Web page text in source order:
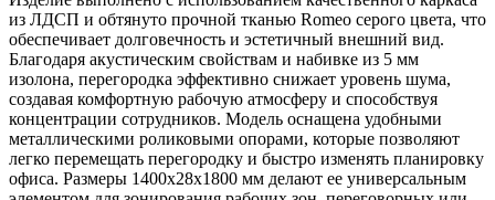
из ЛДСП и обтянуто прочной тканью Romeo серого цвета, что
обеспечивает долговечность и эстетичный внешний вид.
Благодаря акустическим свойствам и набивке из 5 мм
изолона, перегородка эффективно снижает уровень шума,
создавая комфортную рабочую атмосферу и способствуя
концентрации сотрудников. Модель оснащена удобными
металлическими роликовыми опорами, которые позволяют
легко перемещать перегородку и быстро изменять планировку
офиса. Размеры 1400х28х1800 мм делают ее универсальным